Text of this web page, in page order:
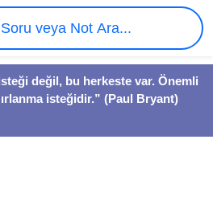
değil, bu herkeste var. Önemli
isteğidir.” (Paul Bryant)
veya Not Ara...